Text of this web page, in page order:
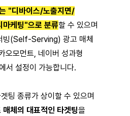
"디바이스/노출지면/
케팅"으로 분류할 수 있으며
빙(Self-Serving) 광고 매체
오모먼트, 네이버 성과형
서 설정이 가능합니다.
팅 종류가 상이할 수 있으며
매체의 대표적인 타겟팅을